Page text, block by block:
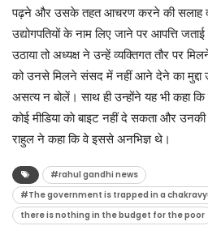
पढ़ने और उसके तहत आचरण करने की सलाह
उद्योगपतियों के नाम लिए जाने पर आपत्ति
उठाया तो अध्यक्ष ने उन्हें व्यक्तिगत तौर पर
को उनसे मिलने संसद में नहीं आने देने का मुद्दा
असत्य न बोलें। साथ ही उन्होंने यह भी कहा
कोई मीडिया काे बाइट नहीं दे सकता और
राहुल ने कहा कि वे इससे अनभिज्ञ थे।
#rahul gandhi news
#The government is trapped in a
there is nothing in the budget for the poor